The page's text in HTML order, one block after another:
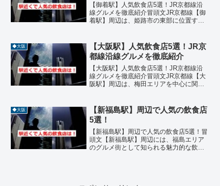
【御着駅】人気飲食店5選！JR京都線沿
線グルメを徹底紹介冒頭文JR京都線【御
着駅】周辺は、姫路市の東部に位置する
から徒歩圏内には、焼き鳥、洋食、オー
ガニックカフェ、ステ...
◆大阪
【大阪駅】人気飲食店5選！JR京
都線沿線グルメを徹底紹介
【大阪駅】人気飲食店5選！JR京都線沿
線グルメを徹底紹介冒頭文JR京都線【大
阪駅】周辺は、梅田エリアを中心に関西
まで、ラーメン、焼肉、イタリアン、鉄
板焼き、寿司などジャ...
◆大阪
【新福島駅】周辺で人気の飲食店
5選！
【新福島駅】周辺で人気の飲食店5選！冒
頭文【新福島駅】周辺には、福島エリア
のグルメ街として知られる魅力的な飲食